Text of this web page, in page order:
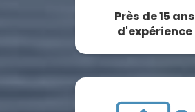
Près de 15 ans
d'expérience